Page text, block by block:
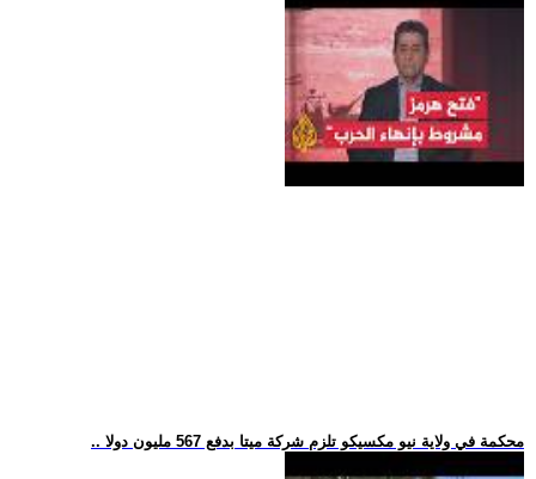
.. محكمة في ولاية نيو مكسيكو تلزم شركة ميتا بدفع 567 مليون دولا